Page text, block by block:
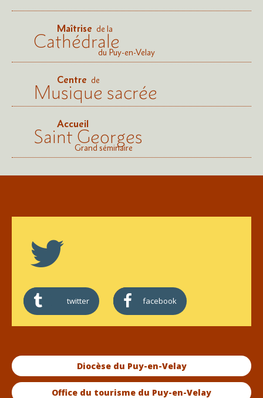
Maîtrise de la
Cathédraledu Puy-en-Velay
Centre de
Musique sacrée
Accueil
Saint Georges
Grand séminaire
twitter facebook
Diocèse du Puy-en-Velay
Office du tourisme du Puy-en-Velay